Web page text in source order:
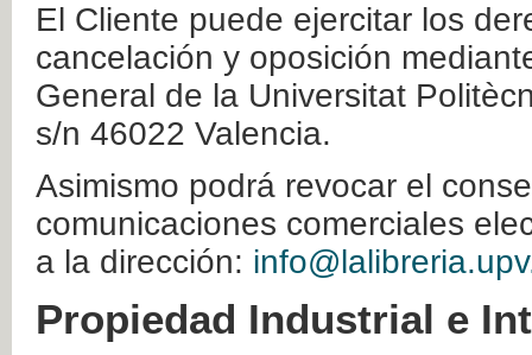
El Cliente puede ejercitar los
cancelación y oposición
General de la Universitat
s/n 46022 Valencia.
Asimismo podrá revocar el
comunicaciones comerciales
a la dirección:
Propiedad Industrial e